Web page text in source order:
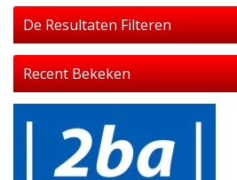
De Resultaten Filteren
Recent Bekeken